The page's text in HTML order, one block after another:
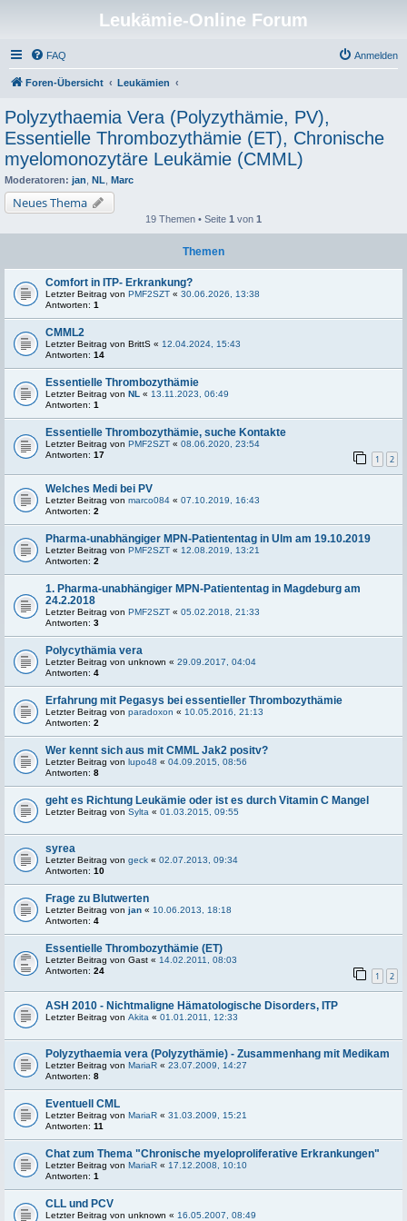
Leukämie-Online Forum
FAQ Anmelden
Foren-Übersicht Leukämien
Polyzythaemia Vera (Polyzythämie, PV),
Essentielle Thrombozythämie (ET), Chronische
myelomonozytäre Leukämie (CMML)
Moderatoren: jan NL Marc
Neues Thema
19 Themen • Seite 1 von 1
Themen
Comfort in ITP- Erkrankung?
Letzter Beitrag von PMF2SZT « 30.06.2026, 13:38
Antworten: 1
CMML2
Letzter Beitrag von BrittS « 12.04.2024, 15:43
Antworten: 14
Essentielle Thrombozythämie
Letzter Beitrag von NL « 13.11.2023, 06:49
Antworten: 1
Essentielle Thrombozythämie, suche Kontakte
Letzter Beitrag von PMF2SZT « 08.06.2020, 23:54
Antworten: 17 1 2
Welches Medi bei PV
Letzter Beitrag von marco084 « 07.10.2019, 16:43
Antworten: 2
Pharma-unabhängiger MPN-Patiententag in Ulm am 19.10.2019
Letzter Beitrag von PMF2SZT « 12.08.2019, 13:21
Antworten: 2
1. Pharma-unabhängiger MPN-Patiententag in Magdeburg am
24.2.2018
Letzter Beitrag von PMF2SZT « 05.02.2018, 21:33
Antworten: 3
Polycythämia vera
Letzter Beitrag von unknown « 29.09.2017, 04:04
Antworten: 4
Erfahrung mit Pegasys bei essentieller Thrombozythämie
Letzter Beitrag von paradoxon « 10.05.2016, 21:13
Antworten: 2
Wer kennt sich aus mit CMML Jak2 positv?
Letzter Beitrag von lupo48 « 04.09.2015, 08:56
Antworten: 8
geht es Richtung Leukämie oder ist es durch Vitamin C Mangel
Letzter Beitrag von Sylta « 01.03.2015, 09:55
syrea
Letzter Beitrag von geck « 02.07.2013, 09:34
Antworten: 10
Frage zu Blutwerten
Letzter Beitrag von jan « 10.06.2013, 18:18
Antworten: 4
Essentielle Thrombozythämie (ET)
Letzter Beitrag von Gast « 14.02.2011, 08:03
Antworten: 24 1 2
ASH 2010 - Nichtmaligne Hämatologische Disorders, ITP
Letzter Beitrag von Akita « 01.01.2011, 12:33
Polyzythaemia vera (Polyzythämie) - Zusammenhang mit Medikam
Letzter Beitrag von MariaR « 23.07.2009, 14:27
Antworten: 8
Eventuell CML
Letzter Beitrag von MariaR « 31.03.2009, 15:21
Antworten: 11
Chat zum Thema "Chronische myeloproliferative Erkrankungen"
Letzter Beitrag von MariaR « 17.12.2008, 10:10
Antworten: 1
CLL und PCV
Letzter Beitrag von unknown « 16.05.2007, 08:49